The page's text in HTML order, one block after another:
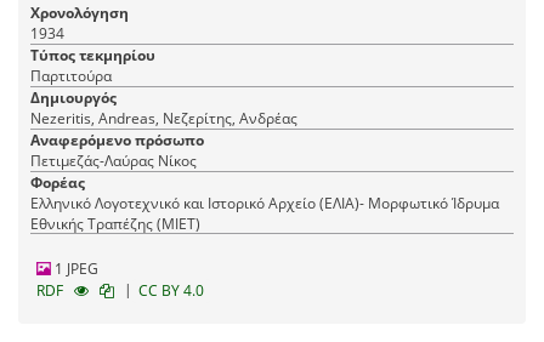
Χρονολόγηση
1934
Τύπος τεκμηρίου
Παρτιτούρα
Δημιουργός
Nezeritis, Andreas, Νεζερίτης, Ανδρέας
Αναφερόμενο πρόσωπο
Πετιμεζάς-Λαύρας Νίκος
Φορέας
Ελληνικό Λογοτεχνικό και Ιστορικό Αρχείο (ΕΛΙΑ)- Μορφωτικό Ίδρυμα
Εθνικής Τραπέζης (ΜΙΕΤ)
1 JPEG
RDF
| CC BY 4.0